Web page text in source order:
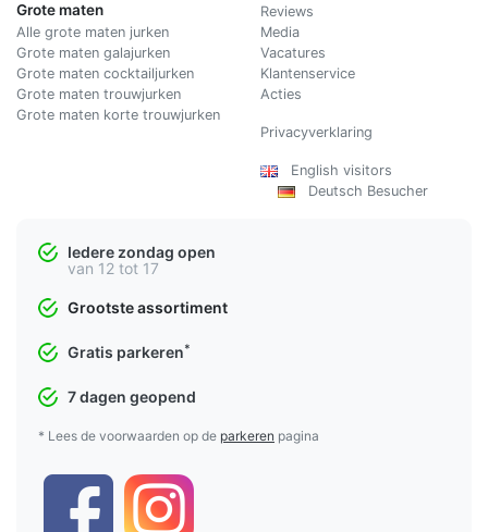
Grote maten
Alle grote maten jurken
Grote maten galajurken
Grote maten cocktailjurken
Grote maten trouwjurken
Grote maten korte trouwjurken
Reviews
Media
Vacatures
Klantenservice
Acties
Privacyverklaring
English visitors
Deutsch Besucher
Iedere zondag open
van 12 tot 17
Grootste assortiment
Gratis parkeren*
7 dagen geopend
* Lees de voorwaarden op de parkeren pagina